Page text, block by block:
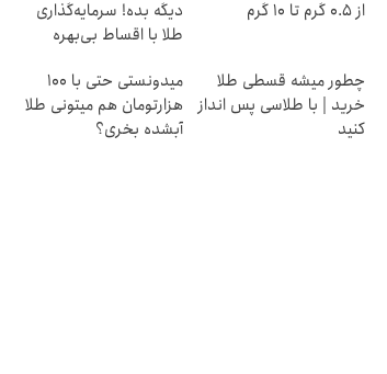
از ۰.۵ گرم تا ۱۰ گرم
دیگه بده! سرمایه‌گذاری
طلا با اقساط بی‌بهره
چطور میشه قسطی طلا
خرید | با طلاسی پس انداز
کنید
میدونستی حتی با ۱۰۰
هزارتومان هم میتونی طلا
آبشده بخری؟